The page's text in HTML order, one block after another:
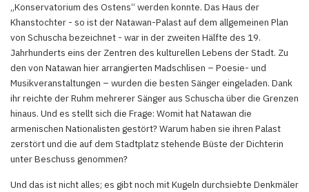
„Konservatorium des Ostens“ werden konnte. Das Haus der
Khanstochter - so ist der Natawan-Palast auf dem allgemeinen Plan
von Schuscha bezeichnet - war in der zweiten Hälfte des 19.
Jahrhunderts eins der Zentren des kulturellen Lebens der Stadt. Zu
den von Natawan hier arrangierten Madschlisen – Poesie- und
Musikveranstaltungen – wurden die besten Sänger eingeladen. Dank
ihr reichte der Ruhm mehrerer Sänger aus Schuscha über die Grenzen
hinaus. Und es stellt sich die Frage: Womit hat Natawan die
armenischen Nationalisten gestört? Warum haben sie ihren Palast
zerstört und die auf dem Stadtplatz stehende Büste der Dichterin
unter Beschuss genommen?
Und das ist nicht alles; es gibt noch mit Kugeln durchsiebte Denkmäler